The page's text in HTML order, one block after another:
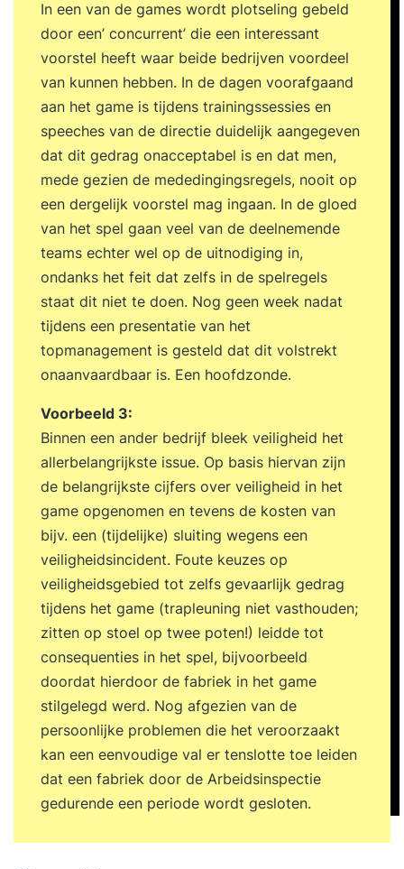
In een van de games wordt plotseling gebeld
door een’ concurrent’ die een interessant
voorstel heeft waar beide bedrijven voordeel
van kunnen hebben. In de dagen voorafgaand
aan het game is tijdens trainingssessies en
speeches van de directie duidelijk aangegeven
dat dit gedrag onacceptabel is en dat men,
mede gezien de mededingingsregels, nooit op
een dergelijk voorstel mag ingaan. In de gloed
van het spel gaan veel van de deelnemende
teams echter wel op de uitnodiging in,
ondanks het feit dat zelfs in de spelregels
staat dit niet te doen. Nog geen week nadat
tijdens een presentatie van het
topmanagement is gesteld dat dit volstrekt
onaanvaardbaar is. Een hoofdzonde.
Voorbeeld 3:
Binnen een ander bedrijf bleek veiligheid het
allerbelangrijkste issue. Op basis hiervan zijn
de belangrijkste cijfers over veiligheid in het
game opgenomen en tevens de kosten van
bijv. een (tijdelijke) sluiting wegens een
veiligheidsincident. Foute keuzes op
veiligheidsgebied tot zelfs gevaarlijk gedrag
tijdens het game (trapleuning niet vasthouden;
zitten op stoel op twee poten!) leidde tot
consequenties in het spel, bijvoorbeeld
doordat hierdoor de fabriek in het game
stilgelegd werd. Nog afgezien van de
persoonlijke problemen die het veroorzaakt
kan een eenvoudige val er tenslotte toe leiden
dat een fabriek door de Arbeidsinspectie
gedurende een periode wordt gesloten.